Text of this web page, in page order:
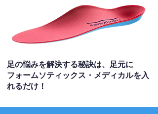
足の悩みを解決する秘訣は、足元に
フォームソティックス・メディカルを入
れるだけ！